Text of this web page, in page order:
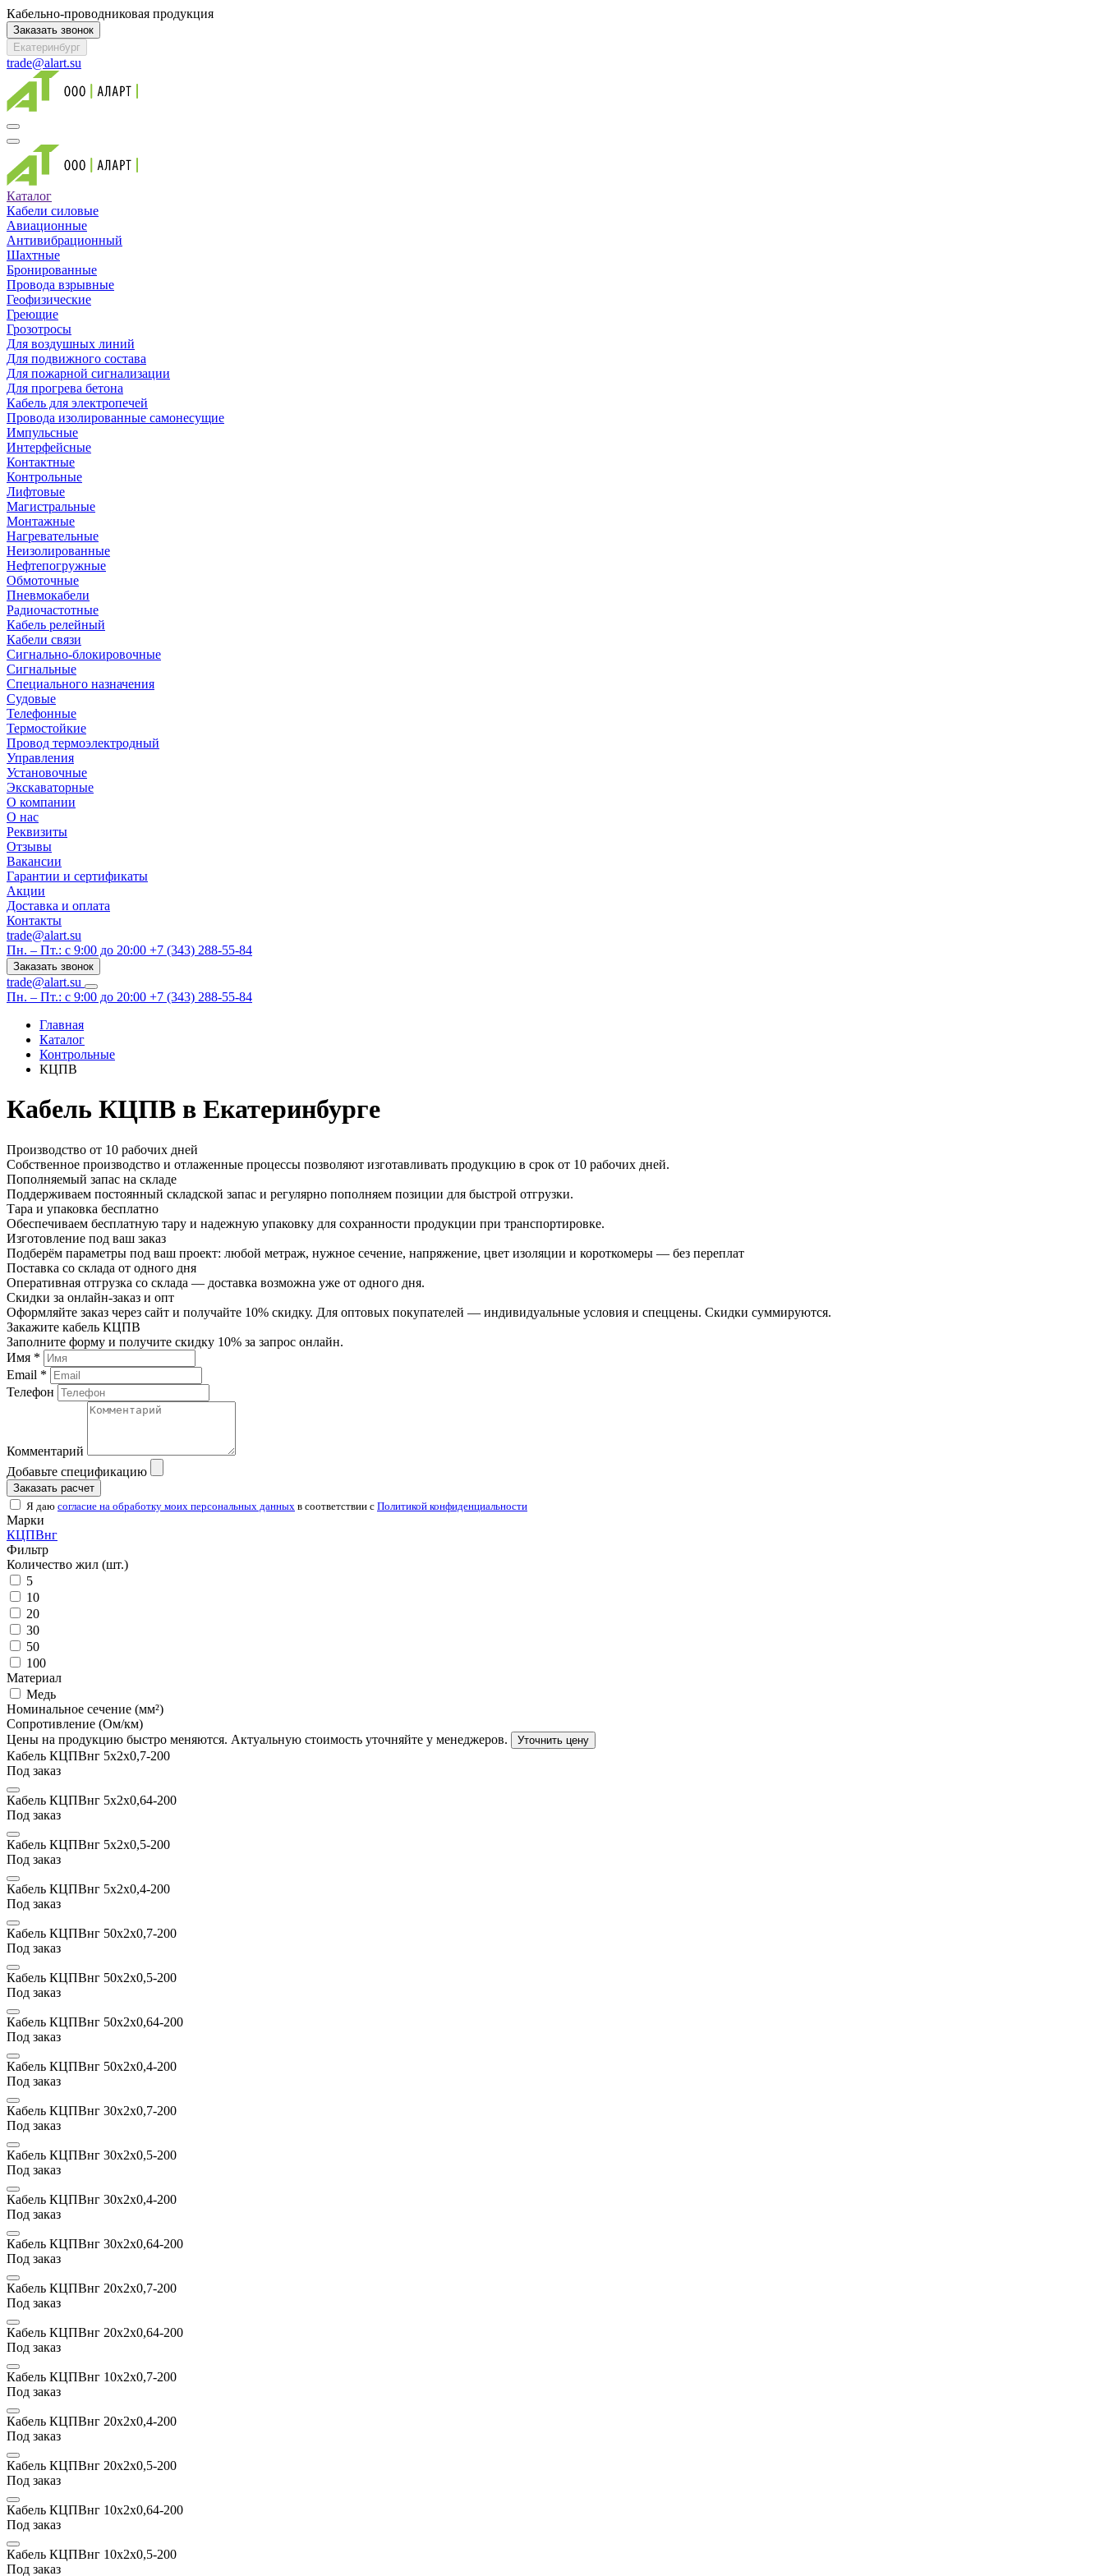
Кабельно-проводниковая продукция
Заказать звонок
Екатеринбург
trade@alart.su
Каталог
Кабели силовые
Авиационные
Антивибрационный
Шахтные
Бронированные
Провода взрывные
Геофизические
Греющие
Грозотросы
Для воздушных линий
Для подвижного состава
Для пожарной сигнализации
Для прогрева бетона
Кабель для электропечей
Провода изолированные самонесущие
Импульсные
Интерфейсные
Контактные
Контрольные
Лифтовые
Магистральные
Монтажные
Нагревательные
Неизолированные
Нефтепогружные
Обмоточные
Пневмокабели
Радиочастотные
Кабель релейный
Кабели связи
Сигнально-блокировочные
Сигнальные
Специального назначения
Судовые
Телефонные
Термостойкие
Провод термоэлектродный
Управления
Установочные
Экскаваторные
О компании
О нас
Реквизиты
Отзывы
Вакансии
Гарантии и сертификаты
Акции
Доставка и оплата
Контакты
trade@alart.su
Пн. – Пт.: с 9:00 до 20:00 +7 (343) 288-55-84
Заказать звонок
trade@alart.su
Пн. – Пт.: с 9:00 до 20:00 +7 (343) 288-55-84
Главная
Каталог
Контрольные
КЦПВ
Кабель КЦПВ в Екатеринбурге
Производство от 10 рабочих дней
Собственное производство и отлаженные процессы позволяют изготавливать продукцию в срок от 10 рабочих дней.
Пополняемый запас на складе
Поддерживаем постоянный складской запас и регулярно пополняем позиции для быстрой отгрузки.
Тара и упаковка бесплатно
Обеспечиваем бесплатную тару и надежную упаковку для сохранности продукции при транспортировке.
Изготовление под ваш заказ
Подберём параметры под ваш проект: любой метраж, нужное сечение, напряжение, цвет изоляции и короткомеры — без переплат
Поставка со склада от одного дня
Оперативная отгрузка со склада — доставка возможна уже от одного дня.
Скидки за онлайн-заказ и опт
Оформляйте заказ через сайт и получайте 10% скидку. Для оптовых покупателей — индивидуальные условия и спеццены. Скидки суммируются.
Закажите кабель КЦПВ
Заполните форму и получите скидку 10% за запрос онлайн.
Имя *
Email *
Телефон
Комментарий
Добавьте спецификацию
Заказать расчет
Я даю согласие на обработку моих персональных данных в соответствии с Политикой конфиденциальности
Марки
КЦПВнг
Фильтр
Количество жил (шт.)
5
10
20
30
50
100
Материал
Медь
Номинальное сечение (мм²)
Сопротивление (Ом/км)
Цены на продукцию быстро меняются. Актуальную стоимость уточняйте у менеджеров.
Уточнить цену
Кабель КЦПВнг 5х2x0,7-200
Под заказ
Кабель КЦПВнг 5х2x0,64-200
Под заказ
Кабель КЦПВнг 5х2x0,5-200
Под заказ
Кабель КЦПВнг 5х2x0,4-200
Под заказ
Кабель КЦПВнг 50х2x0,7-200
Под заказ
Кабель КЦПВнг 50х2x0,5-200
Под заказ
Кабель КЦПВнг 50х2x0,64-200
Под заказ
Кабель КЦПВнг 50х2x0,4-200
Под заказ
Кабель КЦПВнг 30х2x0,7-200
Под заказ
Кабель КЦПВнг 30х2x0,5-200
Под заказ
Кабель КЦПВнг 30х2x0,4-200
Под заказ
Кабель КЦПВнг 30х2x0,64-200
Под заказ
Кабель КЦПВнг 20х2x0,7-200
Под заказ
Кабель КЦПВнг 20х2x0,64-200
Под заказ
Кабель КЦПВнг 10х2x0,7-200
Под заказ
Кабель КЦПВнг 20х2x0,4-200
Под заказ
Кабель КЦПВнг 20х2x0,5-200
Под заказ
Кабель КЦПВнг 10х2x0,64-200
Под заказ
Кабель КЦПВнг 10х2x0,5-200
Под заказ